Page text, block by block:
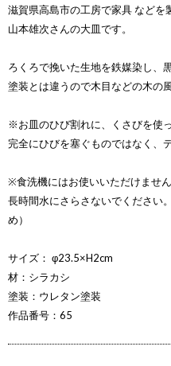
滋賀県高島市の工房で家具 などを
山本雄次さんの大皿です。
ろくろで挽いた生地を鉄媒染し、
塗装とは違うので木目などの木の
※お皿のひび割れに、くさびを使
完全にひびを塞ぐものではなく、
※食洗機にはお使いいただけません
長時間水にさらさないでください
め）
サイズ： φ23.5×H2cm
材：シラカシ
塗装：ウレタン塗装
作品番号：65